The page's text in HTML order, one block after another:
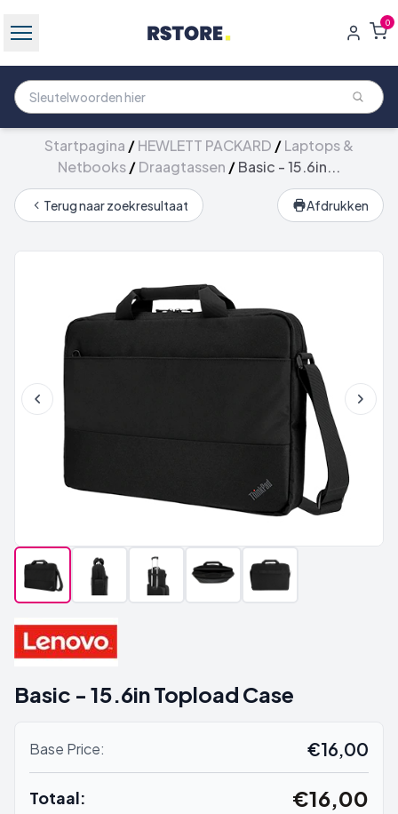
0
Startpagina /HEWLETT PACKARD /Laptops &
Netbooks/Draagtassen /Basic - 15.6in...
Terug naar zoekresultaat Afdrukken
Basic - 15.6in Topload Case
Base Price: €16,00
Totaal: €16,00